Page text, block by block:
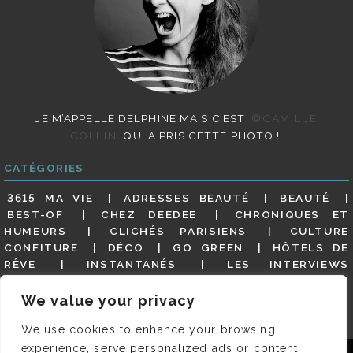
We value your privacy
We use cookies to enhance your browsing
experience, serve personalized ads or content,
JE M’APPELLE DELPHINE MAIS C’EST
©CAMILLE
COLLIN
QUI A PRIS CETTE PHOTO !
CATÉGORIES
3615 MA VIE ADRESSES BEAUTÉ
BEAUTÉ
BEST-OF
CHEZ DEEDEE
CHRONIQUES ET
HUMEURS
CLICHÉS PARISIENS
CULTURE
CONFITURE
DÉCO GO GREEN
HÔTELS DE
RÊVE
INSTANTANÉS
LES INTERVIEWS
MES ADRESSES
MODE NON CLASSÉ
GUIDE
PARIS EN PHOTOS
RESTAURANTS
REVUE DE PRESSE DÉTAILLÉE, SIOU PLAIT